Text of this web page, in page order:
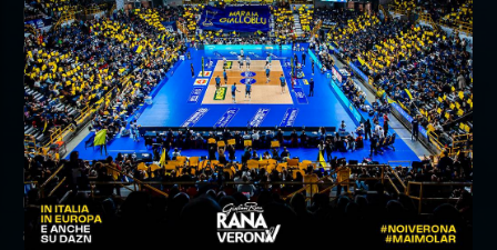
L’arrivo di un giocatore, richiestissimo e di
grande prospettiva come lui, che ha scelto di
intraprendere la sua prima esperienza in Europa
proprio con noi, rappresenta un segnale chiaro
della credibilità e dell’appeal che il nostro
progetto ha raggiunto anche a livello mondiale.
Con il suo entusiasmo e le sue esplosive qualità
atletiche siamo certi che potrà dare un